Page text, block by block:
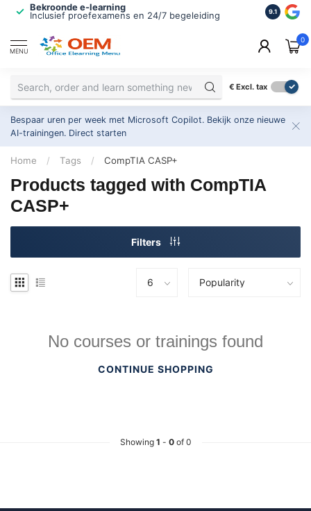
Bekroonde e-learning
Inclusief proefexamens en 24/7 begeleiding
ISO
2.500+
9.1
MENU
0
€ Excl. tax
Bespaar uren per week met Microsoft Copilot. Bekijk onze nieuwe
AI-trainingen. Direct starten
Home / Tags / CompTIA CASP+
Products tagged with CompTIA
CASP+
Filters
No courses or trainings found
CONTINUE SHOPPING
Showing 1 - 0of 0